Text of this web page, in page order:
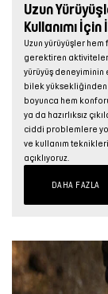
Uzun
Kullanımı İçin
Uzun yürüyüşler
gerektiren
yürüyüş deneyiminin
bilek yüksekliğinden
boyunca hem
ya da hazırlıksız
ciddi problemlere
ve kullanım
açıklıyoruz.
DAHA FAZLA